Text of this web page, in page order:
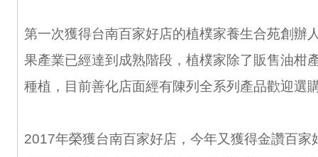
第一次獲得台南百家好店的植樸家養生合苑創辦
果產業已經達到成熟階段，植樸家除了販售油柑
種植，目前善化店面經有陳列全系列產品歡迎選
2017年榮獲台南百家好店，今年又獲得金讚百家